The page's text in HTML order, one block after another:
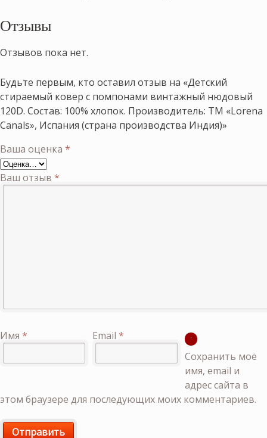
Отзывы
Отзывов пока нет.
Будьте первым, кто оставил отзыв на «Детский
стираемый ковер с помпонами винтажный нюдовый
120D. Состав: 100% хлопок. Производитель: ТМ «Lorena
Canals», Испания (страна производства Индия)»
Ваша оценка *
Ваш отзыв *
Имя * Email *
Сохранить моё
имя, email и
адрес сайта в
этом браузере для последующих моих комментариев.